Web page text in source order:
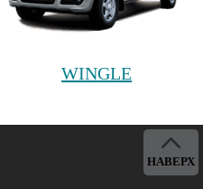
WINGLE
НАВЕРХ